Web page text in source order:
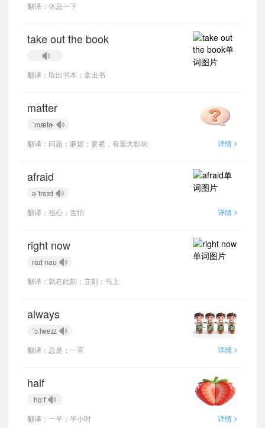
翻译：休息一下
take out the book
翻译：取出书本；拿出书
matter
ˈmætɚ
翻译：问题；麻烦；要紧，有重大影响
详情 >
afraid
əˈfreɪd
翻译：担心；害怕
详情 >
right now
raɪt naʊ
翻译：就在此刻；立刻；马上
always
ˈɔːlweɪz
翻译：总是；一直
详情 >
half
hɑːf
翻译：一半；半小时
详情 >